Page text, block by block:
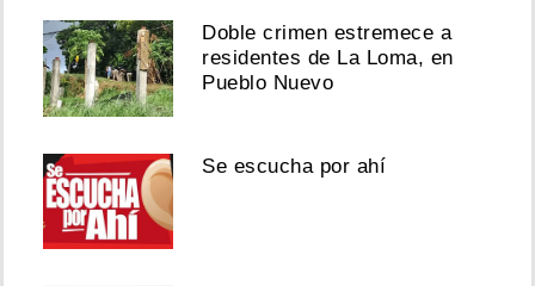
Doble crimen estremece a
residentes de La Loma, en
Pueblo Nuevo
Se escucha por ahí